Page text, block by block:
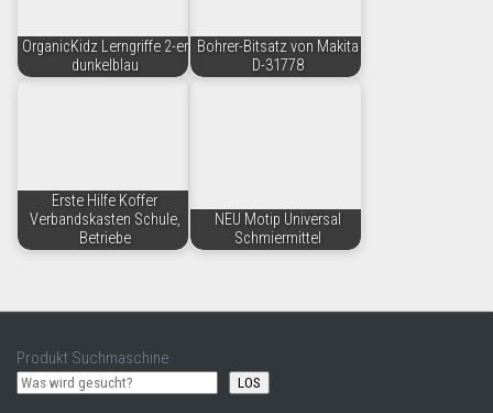
OrganicKidz Lerngriffe 2-er
dunkelblau
Bohrer-Bitsatz von Makita
D-31778
Erste Hilfe Koffer
Verbandskasten Schule,
Betriebe
NEU Motip Universal
Schmiermittel
Produkt Suchmaschine
LOS